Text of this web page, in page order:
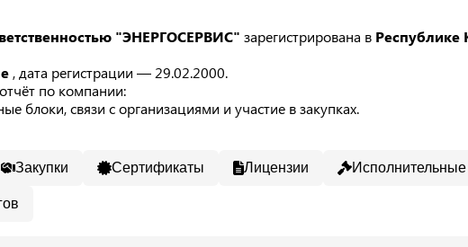
"ЭНЕРГОСЕРВИС" зарегистрирована в Республике
, дата регистрации — 29.02.2000.
по компании:
блоки, связи с организациями и участие в закупках.
Закупки Сертификаты Лицензии